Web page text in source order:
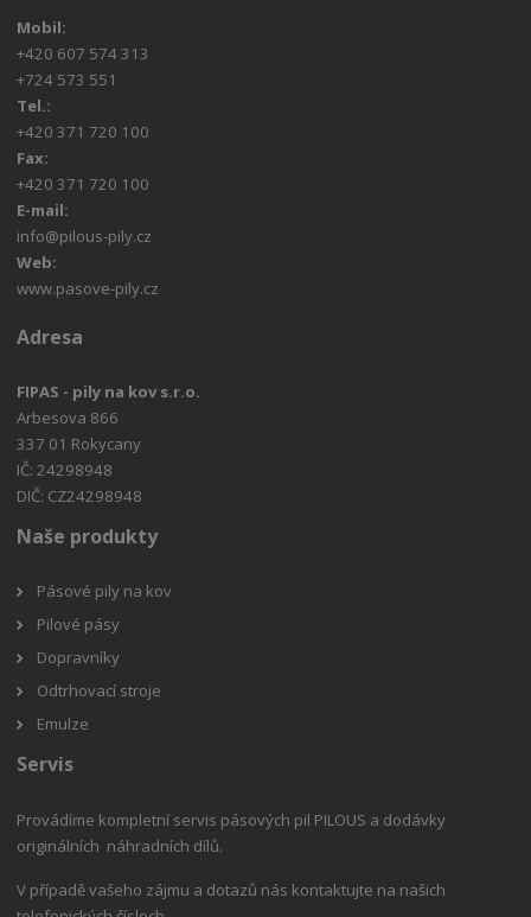
Mobil:
+420 607 574 313
+724 573 551
Tel.:
+420 371 720 100
Fax:
+420 371 720 100
E-mail:
info@pilous-pily.cz
Web:
www.pasove-pily.cz
Adresa
FIPAS - pily na kov s.r.o.
Arbesova 866
337 01 Rokycany
IČ: 24298948
DIČ: CZ24298948
Naše produkty
Pásové pily na kov
Pilové pásy
Dopravníky
Odtrhovací stroje
Emulze
Servis
Provádíme kompletní servis pásových pil PILOUS a dodávky
originálních náhradních dílů.
V případě vašeho zájmu a dotazů nás kontaktujte na našich